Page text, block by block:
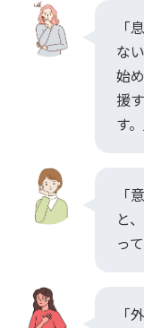
「
な
始
援
す。
「
と
っ
「